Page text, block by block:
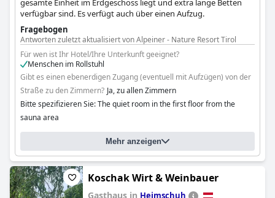
gesamte Einheit im Erdgeschoss liegt und extra lange Betten
verfügbar sind. Es verfügt auch über einen Aufzug.
Fragebogen
Antworten zuletzt aktualisiert von Alpeiner - Nature Resort Tirol
Für wen ist Ihr Hotel/Ihre Unterkunft geeignet?
Menschen im Rollstuhl
Gibt es einen ebenerdigen Zugang (eventuell mit Aufzügen) von der
Straße zu den Zimmern? Ja, zu allen Zimmern
Bitte spezifizieren Sie: The quiet room in the first floor from the
sauna area
Sind Assistenz-/Begleithunde im Hotel/der Unterkunft erlaubt? Ja
Mehr anzeigen
Koschak Wirt & Weinbauer
Gasthaus in Heimschuh